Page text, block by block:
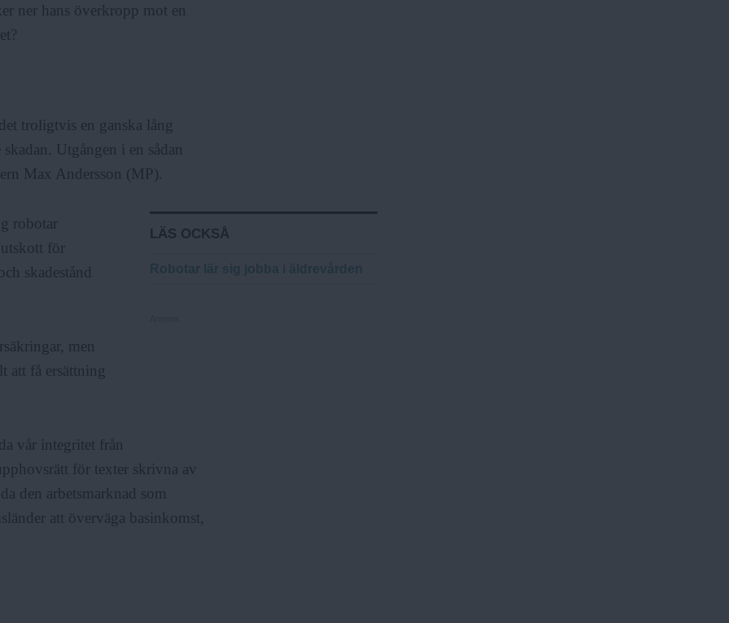
ner hans överkropp mot en
troligtvis en ganska lång
Utgången i en sådan
Max Andersson (MP).
LÄS OCKSÅ
Robotar lär sig jobba i äldrevården
robotar
för
skadestånd
men
att få ersättning
vår integritet från
för texter skrivna av
den arbetsmarknad som
att överväga basinkomst,